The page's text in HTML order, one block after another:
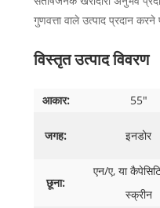
गुणवत्ता वाले उत्पाद प्रदान करने
विस्तृत उत्पाद विवरण
आकार: 55"
जगह: इनडोर
छूना:
एन/ए, या
स्क्रीन